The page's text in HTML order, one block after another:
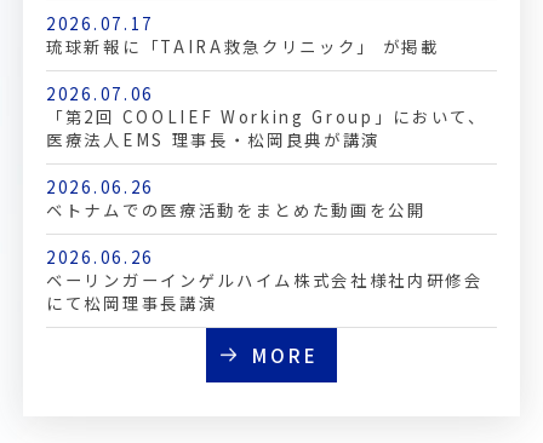
2026.07.17
琉球新報に「TAIRA救急クリニック」 が掲載
2026.07.06
「第2回 COOLIEF Working Group」において、
医療法人EMS 理事長・松岡良典が講演
2026.06.26
ベトナムでの医療活動をまとめた動画を公開
2026.06.26
ベーリンガーインゲルハイム株式会社様社内研修会
にて松岡理事長講演
MORE